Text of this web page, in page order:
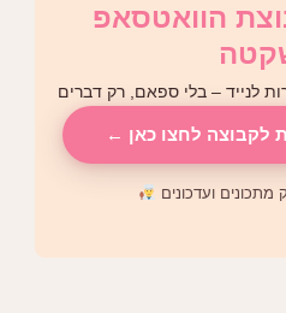
הוואטסאפ
לנייד – בלי ספאם, רק דברים
לקבוצה לחצו כאן ←
ועדכונים